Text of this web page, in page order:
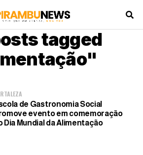
tagged
de Gastronomia Social
evento em comemoração
Dia Mundial da Alimentação